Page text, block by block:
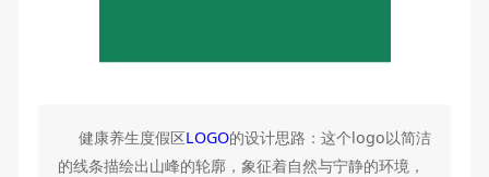
健康养生度假区LOGO的设计思路：这个logo以简洁
的线条描绘出山峰的轮廓，象征着自然与宁静的环境，